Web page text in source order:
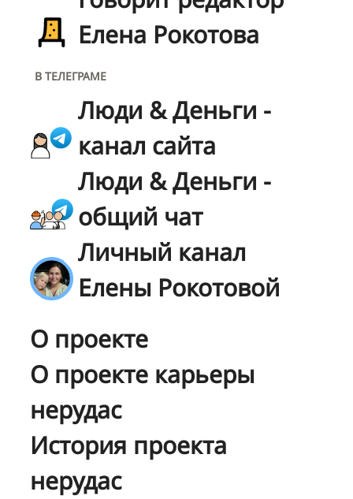
Елена Рокотова
В ТЕЛЕГРАМЕ
Люди & Деньги -
канал сайта
Люди & Деньги -
общий чат
Личный канал
Елены Рокотовой
О проекте
О проекте карьеры
нерудас
История проекта
нерудас